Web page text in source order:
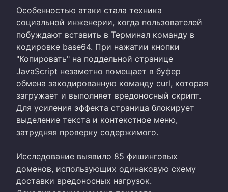
Особенностью атаки стала техника
социальной инженерии, когда пользователей
побуждают вставить в Терминал команду в
кодировке base64. При нажатии кнопки
"Копировать" на поддельной странице
JavaScript незаметно помещает в буфер
обмена закодированную команду curl, которая
загружает и выполняет вредоносный скрипт.
Для усиления эффекта страница блокирует
выделение текста и контекстное меню,
затрудняя проверку содержимого.
Исследование выявило 85 фишинговых
доменов, использующих одинаковую схему
доставки вредоносных нагрузок.